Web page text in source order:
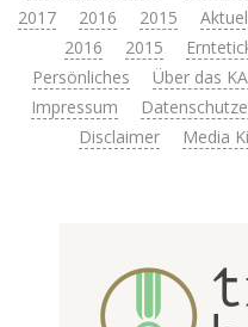
2017
2016 2015
2016
2015
Persönliches
Über das
Impressum
Disclaimer
Media